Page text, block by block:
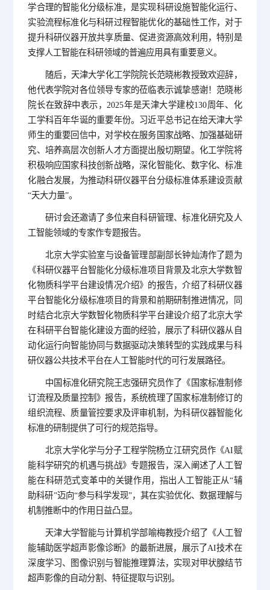
学合理的智能化分级标准，是实现科研设施智能化运行、
实验流程标准化与科研过程智能优化的基础性工作，对于
提升科研仪器开放共享质量、促进资源高效利用，特别是
支撑人工智能在科研领域的普遍应用具有重要意义。
随后，天津大学化工学院院长范晓彬教授致欢迎辞，
他代表学院对各位领导专家的莅临表示诚挚感谢！范晓彬
院长在致辞中表示，2025年是天津大学建校130周年、化
工学科百年华诞的重要年份。习近平总书记在给天津大学
师生的重要回信中，对学校在服务国家战略、加强基础研
究、培养高层次创新人才方面提出殷切期望。化工学院将
积极响应国家科技创新战略，深化智能化、数字化、标准
化融合发展，为推动科研仪器平台分级标准体系建设贡献
“天大力量”。
研讨会还邀请了多位来自科研管理、标准化研究及人
工智能领域的专家作专题报告。
北京大学实验室与设备管理部副部长钟灿涛作了题为
《科研仪器平台智能化分级标准项目背景及北京大学数智
化物质科学平台建设情况介绍》的报告，介绍了科研仪器
平台智能化分级标准项目的背景和前期研制推进情况，同
时结合北京大学数智化物质科学平台建设介绍了北京大学
在科研平台智能化建设方面的经验，展示了科研仪器从自
动化运行向智能协同与数据驱动决策转型的实践成果与科
研仪器公共技术平台在人工智能时代的可行发展路径。
中国标准化研究院王志强研究员作了《国家标准制修
订流程及质量控制》报告，系统梳理了国家标准制修订的
组织流程、质量管控要求及评审机制，为科研仪器智能化
标准的研制提供了可行的规范指导。
北京大学化学与分子工程学院杨立江研究员作《AI赋
能科学研究的机遇与挑战》专题报告，深入阐述了人工智
能在科研范式变革中的关键作用，指出人工智能正从“辅
助科研”迈向“参与科学发现”，其在实验优化、数据理解与
机制推断中的作用日益凸显。
天津大学智能与计算机学部喻梅教授介绍了《人工智
能辅助医学超声影像诊断》的最新进展，展示了AI技术在
深度学习、图像识别与智能推理算法，实现对甲状腺结节
超声影像的自动分割、特征提取与识别。